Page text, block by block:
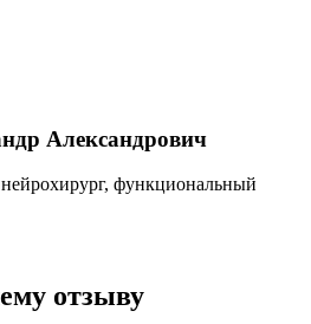
Александрович
нейрохирург, функциональный
отзыву